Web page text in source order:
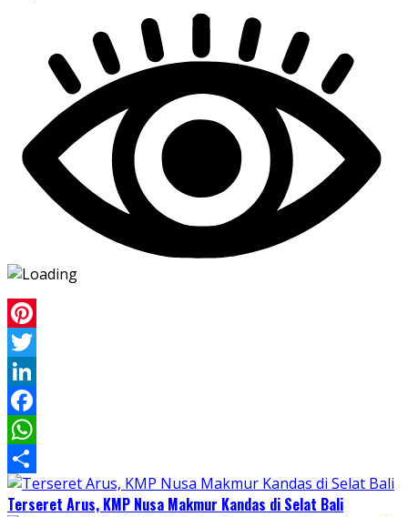
Pinterest
Twitter
LinkedIn
Facebook
WhatsApp
Share
Terseret Arus, KMP Nusa Makmur Kandas di Selat Bali